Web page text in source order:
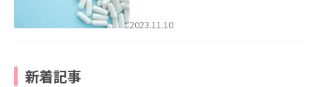
2023.11.10
新着記事